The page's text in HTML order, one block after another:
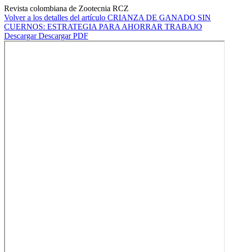
Revista colombiana de Zootecnia RCZ
Volver a los detalles del artículo CRIANZA DE GANADO SIN
CUERNOS: ESTRATEGIA PARA AHORRAR TRABAJO
DescargarDescargar PDF